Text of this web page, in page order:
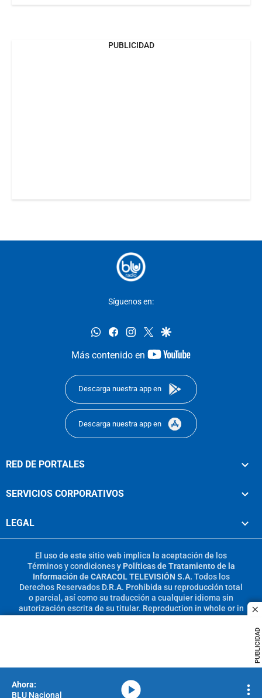
PUBLICIDAD
PUBLICIDAD
Síguenos en:
whatsappfacebookinstagram
twittergoogle
Más contenido en
youtube-
Descarga nuestra app en
Descarga nuestra app en
RED DE PORTALES
SERVICIOS CORPORATIVOS
LEGAL
El uso de este sitio web implica la aceptación de los
Términos y condicionesy Políticas de Tratamiento de la
Información de CARACOL TELEVISIÓN S.A. Todos los
Derechos Reservados D.R.A. Prohibida su reproducción total
o parcial, así como su traducción a cualquier idioma sin
autorización escrita de su titular. Reproduction in whole or in
BLU Nacional